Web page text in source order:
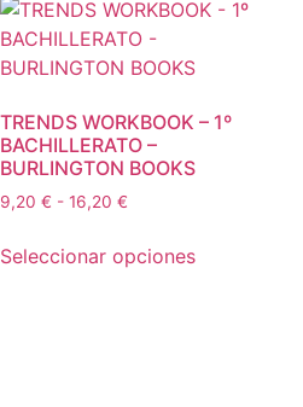
TRENDS WORKBOOK – 1º
BACHILLERATO –
BURLINGTON BOOKS
9,20 € - 16,20 €
Seleccionar opciones